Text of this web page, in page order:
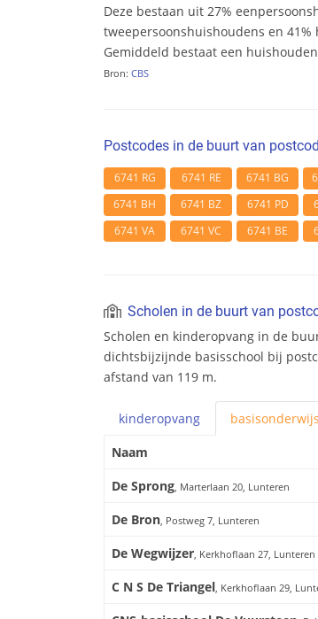
Deze bestaan uit 27%
tweepersoonshuishoudens en
Gemiddeld bestaat een
Bron: CBS
Postcodes in de buurt van
6741 RG 6741 RE 6741 BG
6741 BH
6741 BZ 6741 PD
6741 VA
6741 VC 6741 BE
Scholen in de buurt van
Scholen en kinderopvang in de
dichtsbijzijnde basisschool bij
afstand van 119 m.
kinderopvang basisonderwijs
Naam
De Sprong, Marterlaan 20, Lunteren
De Bron, Postweg 7, Lunteren
De Wegwijzer, Kerkhoflaan 27, Lunteren
C N S De Triangel, Kerkhoflaan 29,